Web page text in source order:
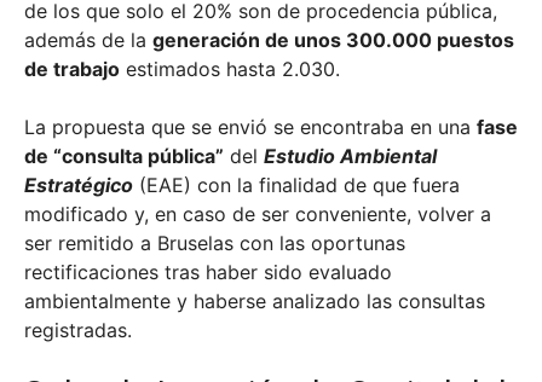
de los que solo el 20% son de procedencia pública,
además de la generación de unos 300.000 puestos
de trabajo estimados hasta 2.030.
La propuesta que se envió se encontraba en una fase
de “consulta pública” del Estudio Ambiental
Estratégico (EAE) con la finalidad de que fuera
modificado y, en caso de ser conveniente, volver a
ser remitido a Bruselas con las oportunas
rectificaciones tras haber sido evaluado
ambientalmente y haberse analizado las consultas
registradas.